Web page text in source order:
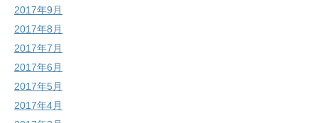
2017年9月
2017年8月
2017年7月
2017年6月
2017年5月
2017年4月